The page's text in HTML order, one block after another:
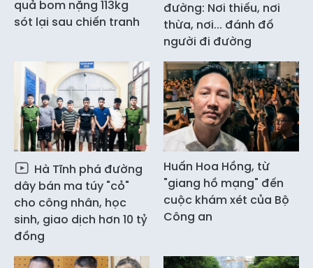
quả bom nặng 113kg
sót lại sau chiến tranh
đường: Nơi thiếu, nơi
thừa, nơi... đánh đố
người đi đường
Hà Tĩnh phá đường
dây bán ma túy "cỏ"
cho công nhân, học
sinh, giao dịch hơn 10 tỷ
đồng
Huấn Hoa Hồng, từ
"giang hồ mạng" đến
cuộc khám xét của Bộ
Công an